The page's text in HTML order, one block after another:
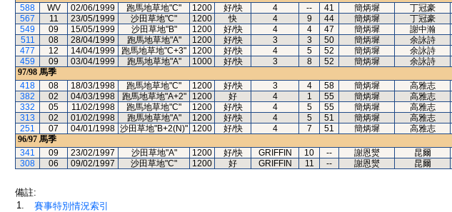
588
WV 02/06/1999 跑馬地草地"C" 1200 好/快 4 -- 41 簡炳墀 丁冠豪
567
11 23/05/1999 沙田草地"C" 1200 快 4 9 44 簡炳墀 丁冠豪
549
09 15/05/1999 沙田草地"B" 1200 好/快 4 4 47 簡炳墀 謝中瀚
511
08 28/04/1999 跑馬地草地"A" 1200 好/快 3 3 50 簡炳墀 余詠詩
477
12 14/04/1999 跑馬地草地"C+3" 1200 好/快 4 5 52 簡炳墀 余詠詩
459
09 03/04/1999 跑馬地草地"A" 1000 好/快 3 8 52 簡炳墀 余詠詩
97/98 馬季
418
08 18/03/1998 跑馬地草地"C" 1200 好/快 3 4 58 簡炳墀 高雅志
382
02 04/03/1998 跑馬地草地"A+2" 1200 好 4 1 55 簡炳墀 高雅志
332
05 11/02/1998 跑馬地草地"C" 1200 好/快 4 5 55 簡炳墀 高雅志
313
02 01/02/1998 跑馬地草地"A" 1200 好/快 4 5 51 簡炳墀 高雅志
251
07 04/01/1998 沙田草地"B+2(N)" 1200 好/快 4 7 51 簡炳墀 高雅志
96/97 馬季
341
09 23/02/1997 沙田草地"A" 1200 好/快 GRIFFIN 10 -- 謝恩爕 昆爾
308
06 09/02/1997 沙田草地"C" 1200 好 GRIFFIN 11 -- 謝恩爕 昆爾
備註:
1.
賽事特別情況索引